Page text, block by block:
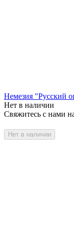
Немезия "Русский
Нет в наличии
Свяжитесь с нами
Нет в наличии